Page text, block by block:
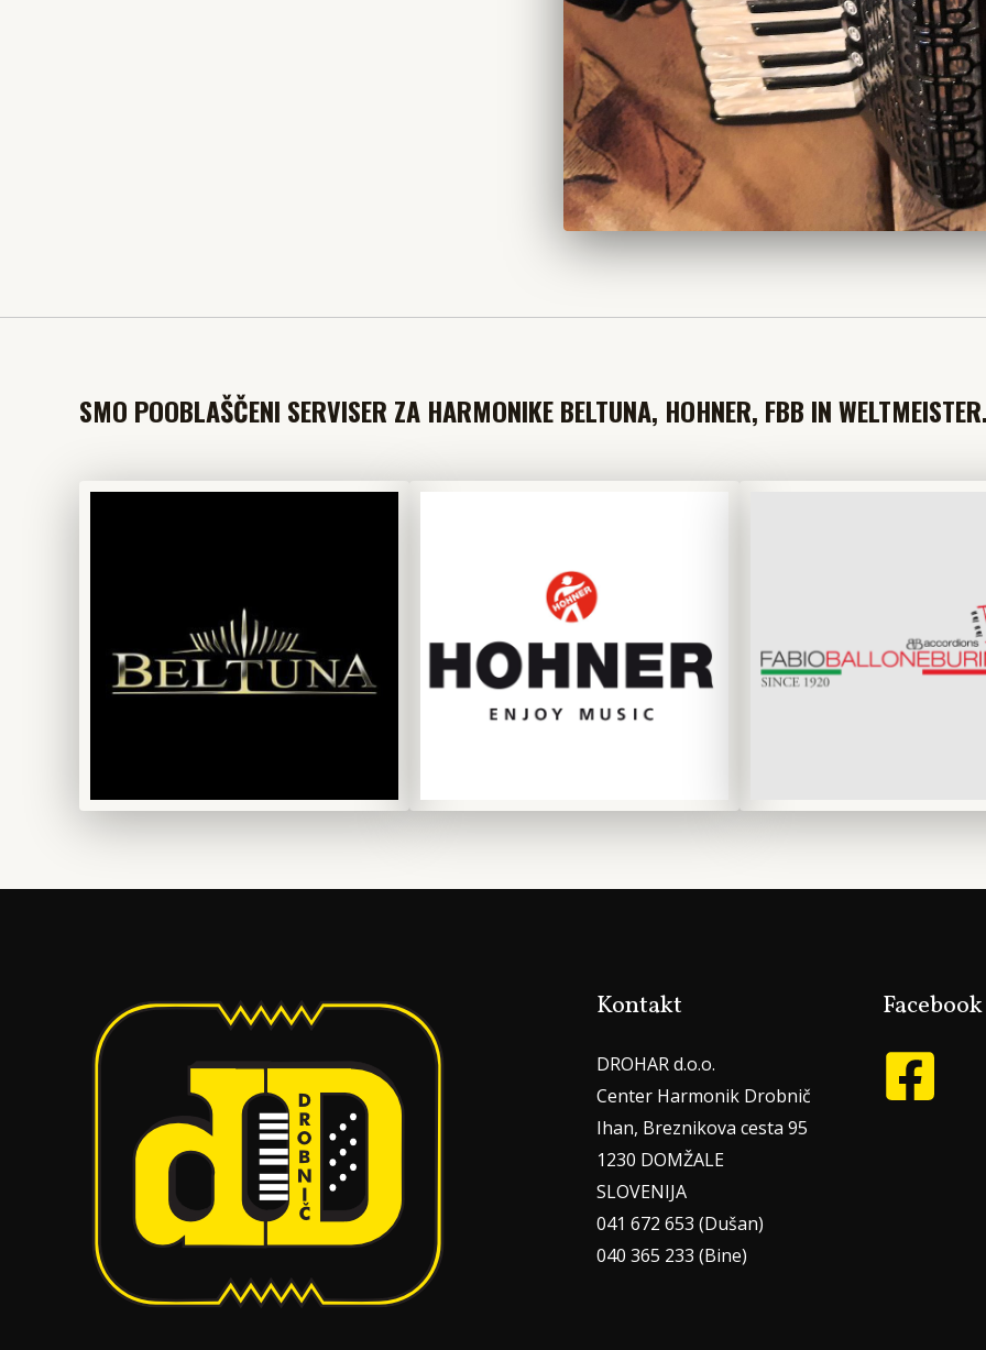
SMO POOBLAŠČENI SERVISER ZA HARMONIKE BELTUNA, HOHNER, FBB IN
Kontakt
DROHAR d.o.o.
Center Harmonik Drobnič
Ihan, Breznikova cesta 95
1230 DOMŽALE
SLOVENIJA
041 672 653 (Dušan)
040 365 233 (Bine)
Facebook